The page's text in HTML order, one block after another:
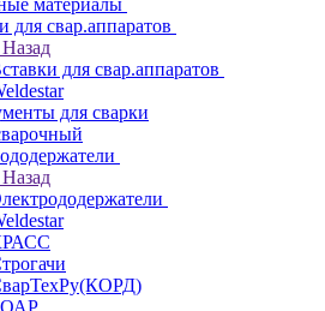
материалы
для свар.аппаратов
Назад
для свар.аппаратов
для сварки
Назад